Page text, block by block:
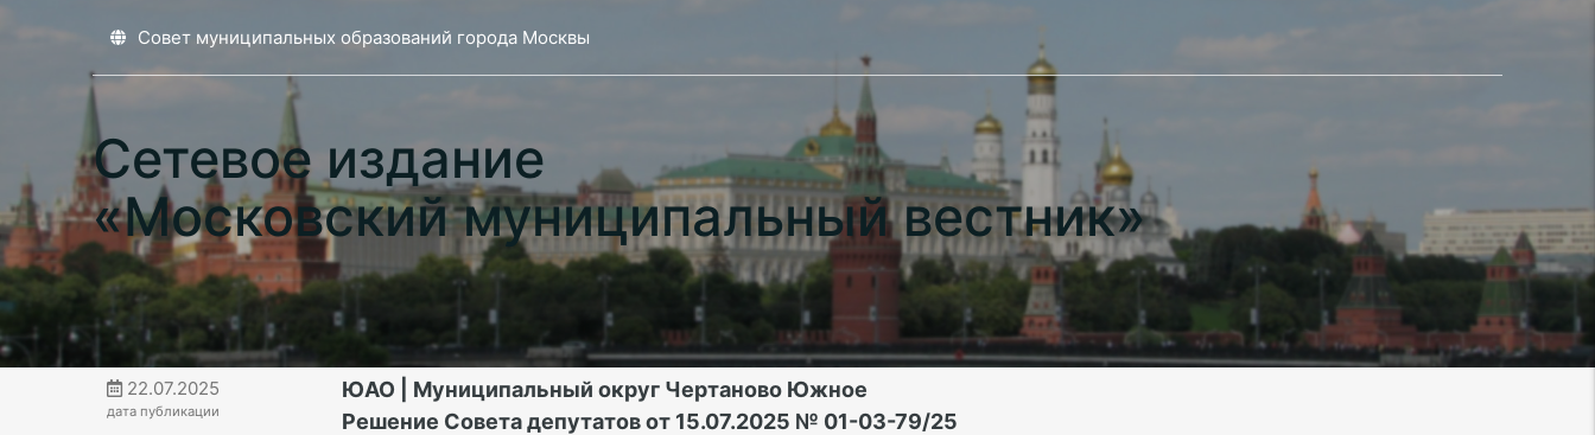
Совет муниципальных образований города Москвы
Сетевое издание
«Московский муниципальный вестник»
22.07.2025
дата публикации
ЮАО | Муниципальный округ Чертаново Южное
Решение Совета депутатов от 15.07.2025 № 01-03-79/25